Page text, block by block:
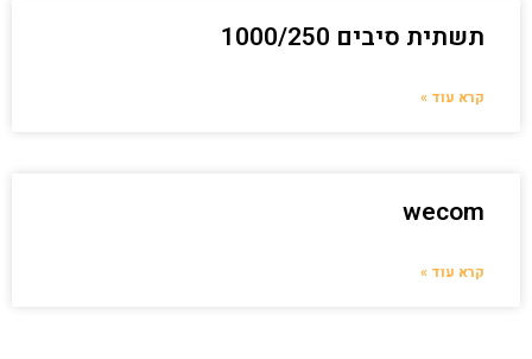
תשתית סיבים 1000/250
קרא עוד »
wecom
קרא עוד »